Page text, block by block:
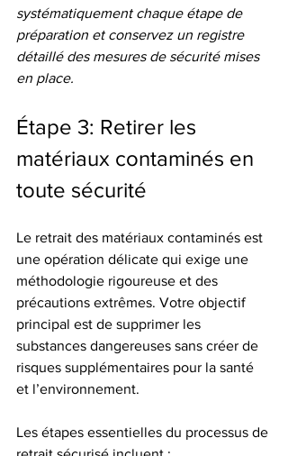
systématiquement chaque étape de
préparation et conservez un registre
détaillé des mesures de sécurité mises
en place.
Étape 3: Retirer les
matériaux contaminés en
toute sécurité
Le retrait des matériaux contaminés est
une opération délicate qui exige une
méthodologie rigoureuse et des
précautions extrêmes. Votre objectif
principal est de supprimer les
substances dangereuses sans créer de
risques supplémentaires pour la santé
et l’environnement.
Les étapes essentielles du processus de